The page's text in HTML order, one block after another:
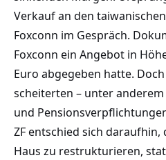
Verkauf an den
Foxconn im Gespräch.
Foxconn ein Angebot in
Euro abgegeben hatte.
scheiterten – unter
und
ZF entschied sich daraufhin,
Haus zu restrukturieren,